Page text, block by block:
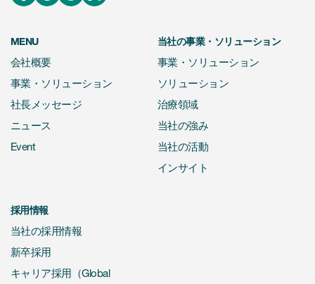
MENU
会社概要
事業・ソリューション
社長メッセージ
ニュース
Event
当社の事業・ソリューション
事業・ソリューション
ソリューション
治療領域
当社の強み
当社の活動
インサイト
採用情報
当社の採用情報
新卒採用
キャリア採用（Global